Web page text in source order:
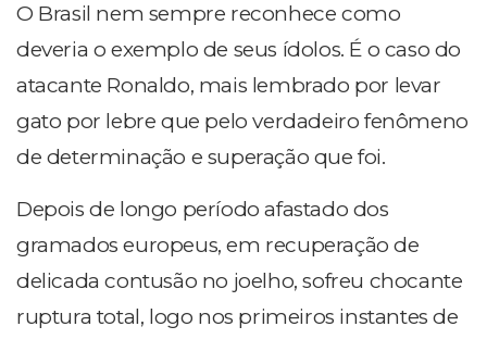
O Brasil nem sempre reconhece como
deveria o exemplo de seus ídolos. É o caso do
atacante Ronaldo, mais lembrado por levar
gato por lebre que pelo verdadeiro fenômeno
de determinação e superação que foi.
Depois de longo período afastado dos
gramados europeus, em recuperação de
delicada contusão no joelho, sofreu chocante
ruptura total, logo nos primeiros instantes de